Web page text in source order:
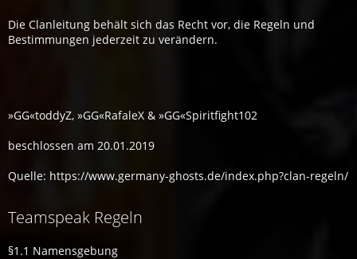
Die Clanleitung behält sich das Recht vor, die Regeln und
Bestimmungen jederzeit zu verändern.
»GG«toddyZ, »GG«RafaleX & »GG«Spiritfight102
beschlossen am 20.01.2019
Quelle: https://www.germany-ghosts.de/index.php?clan-regeln/
Teamspeak Regeln
§1.1 Namensgebung